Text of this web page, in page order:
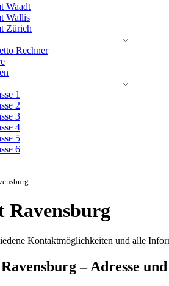
Waadt
Wallis
Zürich
Rechner
1
2
3
4
5
6
Ravensburg
Kontaktmöglichkeiten und alle
– Adresse